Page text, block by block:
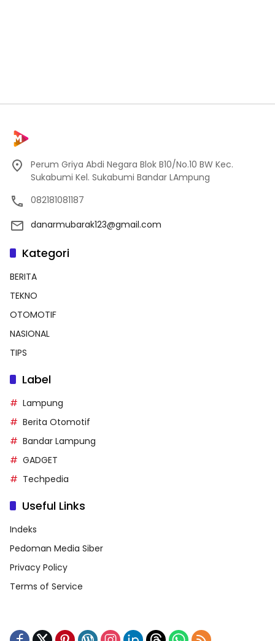
Perum Griya Abdi Negara Blok B10/No.10 BW Kec.
Sukabumi Kel. Sukabumi Bandar LAmpung
082181081187
danarmubarak123@gmail.com
Kategori
BERITA
TEKNO
OTOMOTIF
NASIONAL
TIPS
Label
Lampung
Berita Otomotif
Bandar Lampung
GADGET
Techpedia
Useful Links
Indeks
Pedoman Media Siber
Privacy Policy
Terms of Service